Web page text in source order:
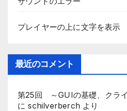
プレイヤーの上に文字を表示
最近のコメント
第25回 ～GUIの基礎、クラ
にschilverberch より